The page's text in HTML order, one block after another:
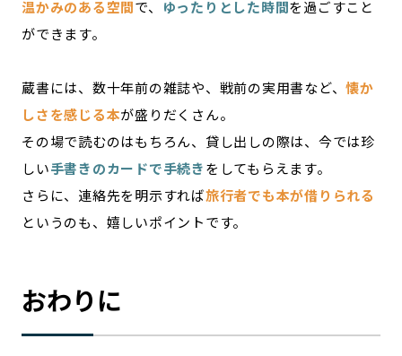
温かみのある空間で、 ゆったりとした時間を過ごすこと
ができます。
蔵書には、数十年前の雑誌や、戦前の実用書など、懐か
しさを感じる本が盛りだくさん。
その場で読むのはもちろん、貸し出しの際は、今では珍
しい手書きのカードで手続きをしてもらえます。
さらに、連絡先を明示すれば旅行者でも本が借りられる
というのも、嬉しいポイントです。
おわりに